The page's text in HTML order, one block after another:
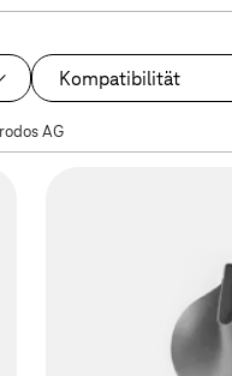
Kompatibilität
AG